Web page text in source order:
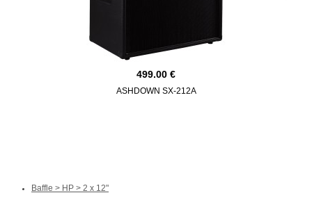
499.00
ASHDOWN SX-212A
Baffle > HP > 2 x 12"